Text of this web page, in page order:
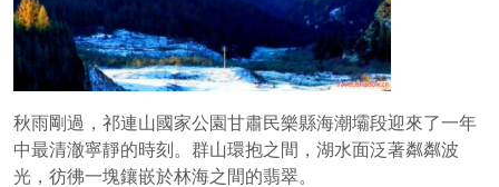
秋雨剛過，祁連山國家公園甘肅民樂縣海潮壩段迎來了一年
中最清澈寧靜的時刻。群山環抱之間，湖水面泛著粼粼波
光，彷彿一塊鑲嵌於林海之間的翡翠。